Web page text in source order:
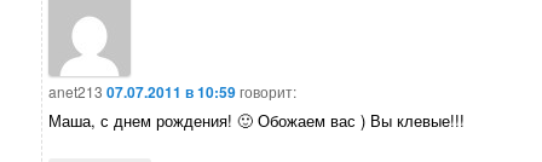
anet213 07.07.2011 в 10:59говорит:
Маша, с днем рождения! 🙂 Обожаем вас ) Вы клевые!!!